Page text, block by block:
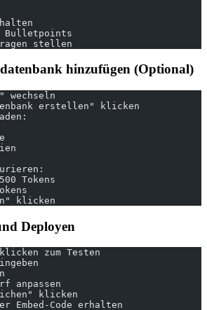
Bulletpoints
stellen
hinzufügen (Optional)
wechseln
erstellen" klicken
Tokens
klicken
Deployen
zum Testen
anpassen
klicken
Embed-Code erhalten